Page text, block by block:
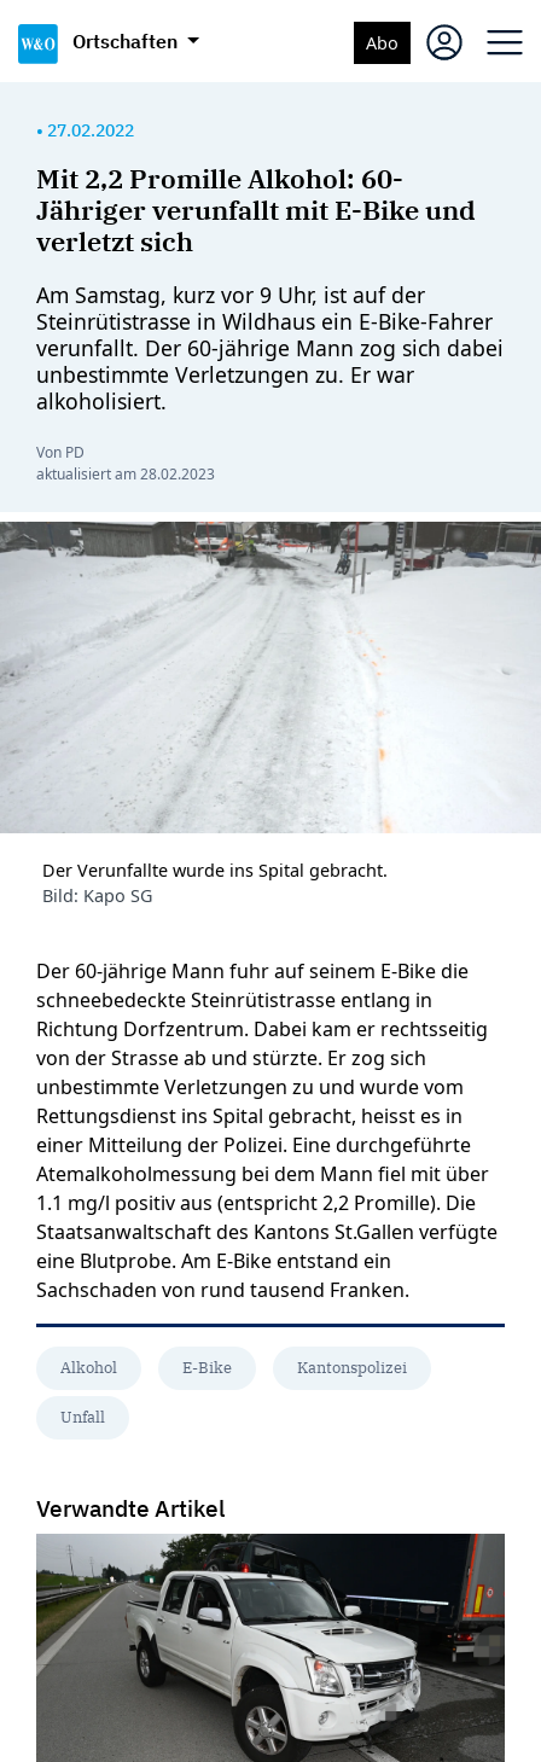
Ortschaften Abo
• 27.02.2022
Mit 2,2 Promille Alkohol: 60-
Jähriger verunfallt mit E-Bike und
verletzt sich
Am Samstag, kurz vor 9 Uhr, ist auf der
Steinrütistrasse in Wildhaus ein E-Bike-Fahrer
verunfallt. Der 60-jährige Mann zog sich dabei
unbestimmte Verletzungen zu. Er war
alkoholisiert.
Von PD
aktualisiert am28.02.2023
Der Verunfallte wurde ins Spital gebracht.
Bild: Kapo SG
Der 60-jährige Mann fuhr auf seinem E-Bike die
schneebedeckte Steinrütistrasse entlang in
Richtung Dorfzentrum. Dabei kam er rechtsseitig
von der Strasse ab und stürzte. Er zog sich
unbestimmte Verletzungen zu und wurde vom
Rettungsdienst ins Spital gebracht, heisst es in
einer Mitteilung der Polizei. Eine durchgeführte
Atemalkoholmessung bei dem Mann fiel mit über
1.1 mg/l positiv aus (entspricht 2,2 Promille). Die
Staatsanwaltschaft des Kantons St.Gallen verfügte
eine Blutprobe. Am E-Bike entstand ein
Sachschaden von rund tausend Franken.
Alkohol E-Bike Kantonspolizei
Unfall
Verwandte Artikel